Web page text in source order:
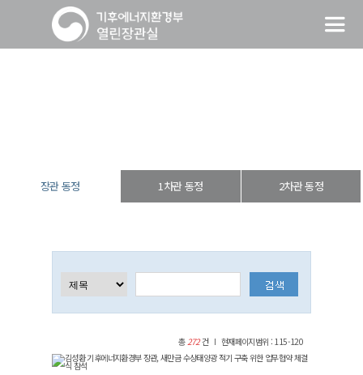
장관 동정 1차관 동정 2차관 동정
총272건 현재페이지범위 : 115-120